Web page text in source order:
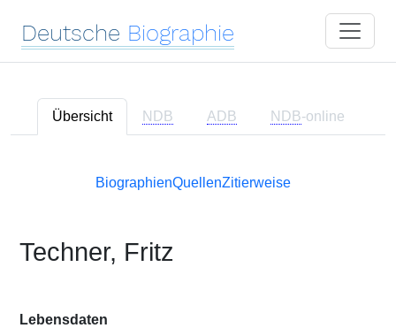
Deutsche Biographie
Übersicht NDB ADB NDB-online
BiographienQuellenZitierweise
Techner, Fritz
Lebensdaten